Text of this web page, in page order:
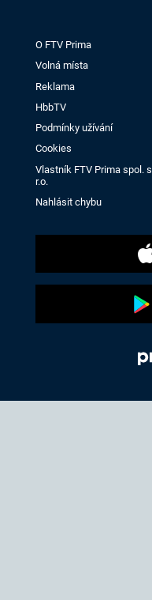
O FTV Prima
Volná místa
Reklama
HbbTV
Podmínky užívání
Cookies
Vlastník FTV Prima spol. s
r.o.
Nahlásit chybu